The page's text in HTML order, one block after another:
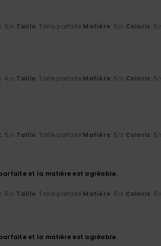
: 5/5 Taille: Taille parfaite Matière: 5/5 Coloris: 5/
: 4/5 Taille: Taille parfaite Matière: 5/5 Coloris: 5/
: 5/5 Taille: Taille parfaite Matière: 5/5 Coloris: 5/
et la matière est agréable.
: 5/5 Taille: Taille parfaite Matière: 5/5 Coloris: 5/
et la matière est agréable.